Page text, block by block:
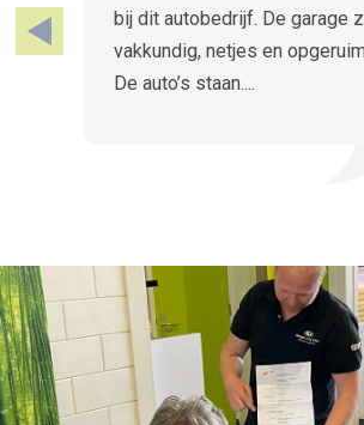
bij dit autobedrijf. De garage
vakkundig, netjes en
De auto’s staan....